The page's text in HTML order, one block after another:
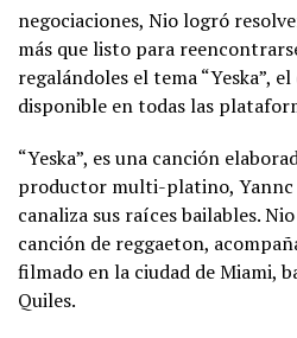
negociaciones, Nio logró
más que listo para
regalándoles el tema “Yeska”,
disponible en todas las
“Yeska”, es una canción
productor multi-platino, Yannc
canaliza sus raíces bailables.
canción de reggaeton,
filmado en la ciudad de Miami,
Quiles.